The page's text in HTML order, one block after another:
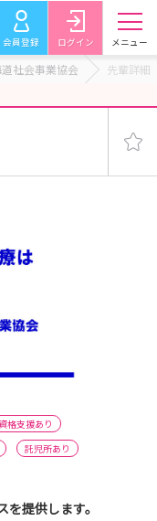
会員登録 ログイン メニュー
社会事業協会 先輩詳細
格支援あり
託児所あり
提供します。